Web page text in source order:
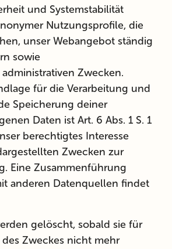
und Systemstabilität
Nutzungsprofile, die
unser Webangebot ständig
sowie
Zwecken.
für die Verarbeitung und
Speicherung deiner
Daten ist Art. 6 Abs. 1 S. 1
berechtigtes Interesse
Zwecken zur
Eine Zusammenführung
anderen Datenquellen findet
gelöscht, sobald sie für
Zweckes nicht mehr